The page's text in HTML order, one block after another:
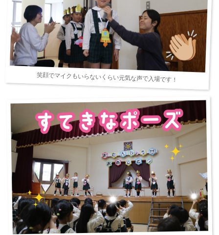
笑顔でマイクもいらないくらい元気な声で入場です！